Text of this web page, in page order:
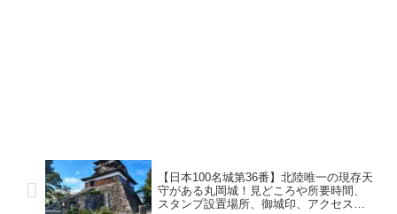
【日本100名城第36番】北陸唯一の現存天
守がある丸岡城！見どころや所要時間、
スタンプ設置場所、御城印、アクセス等